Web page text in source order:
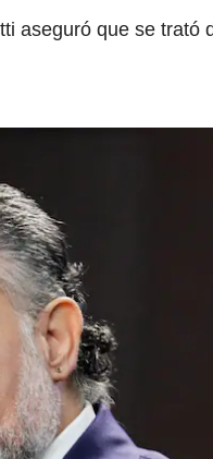
aseguró que se